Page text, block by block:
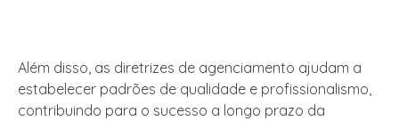
Além disso, as diretrizes de agenciamento ajudam a
estabelecer padrões de qualidade e profissionalismo,
contribuindo para o sucesso a longo prazo da